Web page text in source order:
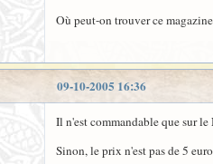
Où peut-on trouver ce
09-10-2005 16:36
Il n'est commandable que sur le
Sinon, le prix n'est pas de 5